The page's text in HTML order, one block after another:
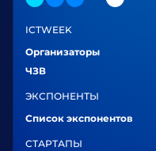
ICTWEEK
Организаторы
ЧЗВ
ЭКСПОНЕНТЫ
Список экспонентов
СТАРТАПЫ